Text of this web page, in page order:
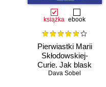
książka ebook
Pierwiastki Marii
Skłodowskiej-
Curie. Jak blask
radu oświetlił drogę
Dava Sobel